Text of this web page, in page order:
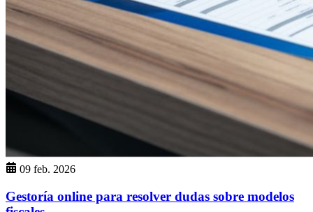
09 feb. 2026
Gestoría online para resolver dudas sobre modelos